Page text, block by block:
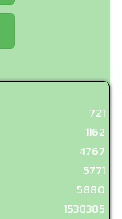
721
1162
4767
5771
5880
1538385